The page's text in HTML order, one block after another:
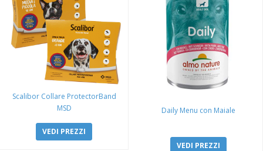
Scalibor Collare ProtectorBand
MSD
VEDI PREZZI
Daily Menu con Maiale
VEDI PREZZI